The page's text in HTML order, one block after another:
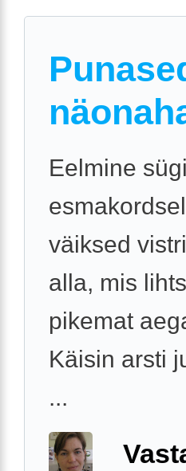
Eelmine
väiksed
alla, mis
pikemat
Käisin arsti
...